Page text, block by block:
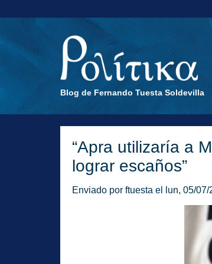
Blog de Fernando Tuesta Soldevilla
“Apra utilizaría a
lograr escaños”
Enviado por ftuesta el lun, 05/07/